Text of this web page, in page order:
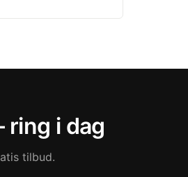
ring i dag
tilbud.